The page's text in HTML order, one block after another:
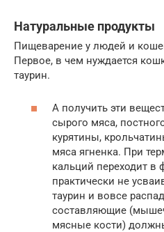
Натуральные продукты
Пищеварение у людей и
Первое, в чем нуждается
таурин.
А получить эти
сырого мяса,
курятины,
мяса ягненка. При
кальций переходит в
практически не
таурин и вовсе
составляющие
мясные кости)